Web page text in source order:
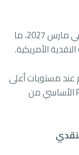
كما تشير التوقعات الجديدة إلى خفض ثانٍ محتمل في مارس 2027، ما
الأمريكية.
عند مستويات أعلى
من هدف الفيدرالي البالغ 2%، حيث يقترب مؤشر PCE الأساسي من